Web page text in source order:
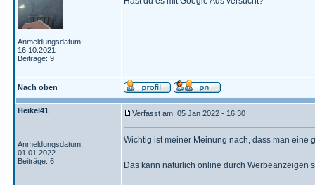
Anmeldungsdatum:
16.10.2021
Beiträge: 9
Nach oben
Heikel41
Anmeldungsdatum:
01.01.2022
Beiträge: 6
Verfasst am: 05 Jan 2022 - 16:30
Wichtig ist meiner Meinung nach, dass man eine
Das kann natürlich online durch Werbeanzeigen